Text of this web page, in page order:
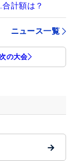
計額は？
ニュース一覧
の大会
→